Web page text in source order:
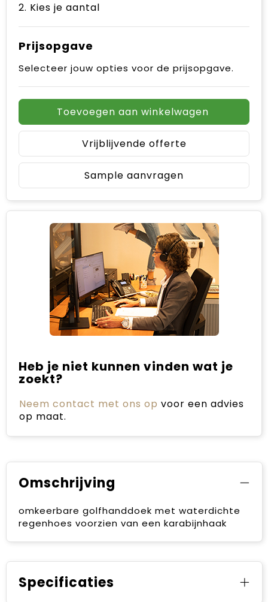
2. Kies je aantal
Prijsopgave
Selecteer jouw opties voor de prijsopgave.
Toevoegen aan winkelwagen
Vrijblijvende offerte
Sample aanvragen
Heb je niet kunnen vinden wat je
zoekt?
Neem contact met ons op voor een advies
op maat.
Omschrijving
omkeerbare golfhanddoek met waterdichte
regenhoes voorzien van een karabijnhaak
Specificaties